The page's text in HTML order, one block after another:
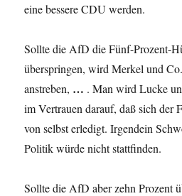
eine bessere CDU werden.
Sollte die AfD die Fünf-Prozent-
überspringen, wird Merkel und
anstreben, … . Man wird Lucke
im Vertrauen darauf, daß sich der
von selbst erledigt. Irgendein
Politik würde nicht stattfinden.
Sollte die AfD aber zehn Prozent